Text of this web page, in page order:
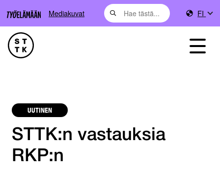
Mediakuvat FI
UUTINEN
STTK:n vastauksia
RKP:n